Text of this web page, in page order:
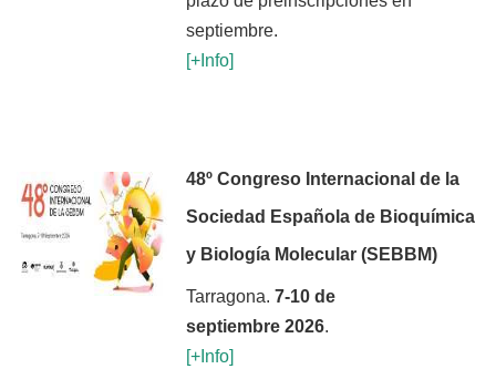
septiembre.
[+Info]
48º Congreso Internacional de la
Sociedad Española de Bioquímica
y Biología Molecular (SEBBM)
Tarragona. 7-10 de
septiembre 2026.
[+Info]